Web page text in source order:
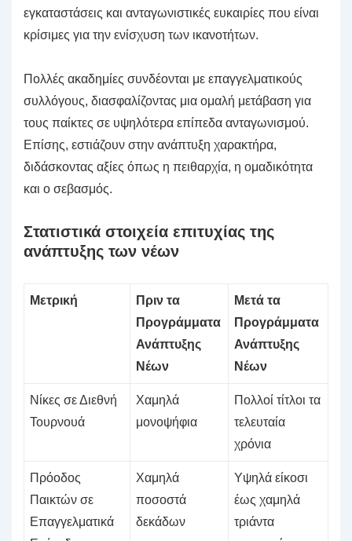
εγκαταστάσεις και ανταγωνιστικές ευκαιρίες που είναι
κρίσιμες για την ενίσχυση των ικανοτήτων.
Πολλές ακαδημίες συνδέονται με επαγγελματικούς
συλλόγους, διασφαλίζοντας μια ομαλή μετάβαση για
τους παίκτες σε υψηλότερα επίπεδα ανταγωνισμού.
Επίσης, εστιάζουν στην ανάπτυξη χαρακτήρα,
διδάσκοντας αξίες όπως η πειθαρχία, η ομαδικότητα
και ο σεβασμός.
Στατιστικά στοιχεία επιτυχίας της
ανάπτυξης των νέων
Μετρική
Πριν τα
Προγράμματα
Ανάπτυξης
Νέων
Μετά τα
Προγράμματα
Ανάπτυξης
Νέων
Νίκες σε Διεθνή
Τουρνουά
Χαμηλά
μονοψήφια
Πολλοί τίτλοι τα
τελευταία
χρόνια
Πρόοδος
Παικτών σε
Επαγγελματικά
Χαμηλά
ποσοστά
δεκάδων
Υψηλά είκοσι
έως χαμηλά
τριάντα